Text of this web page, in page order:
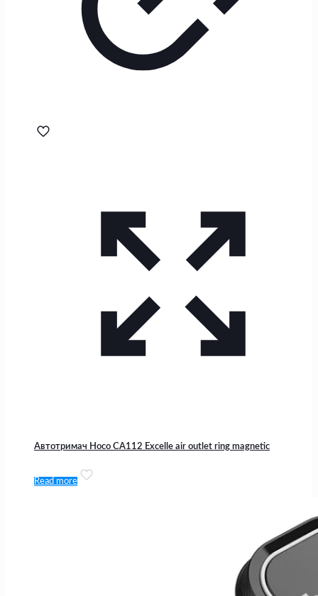
Автотримач Hoco CA112 Excelle air outlet ring magnetic
Read more